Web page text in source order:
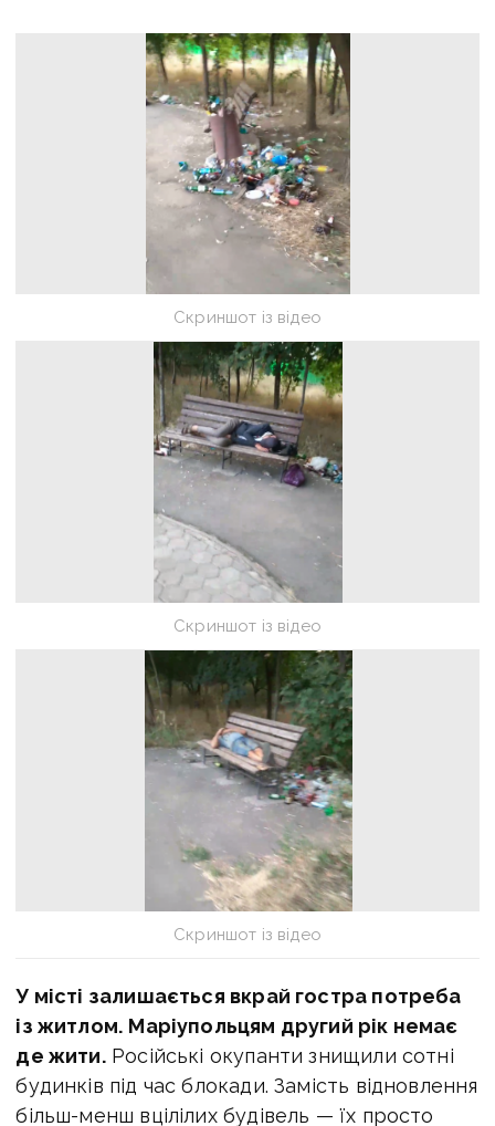
Скриншот із відео
Скриншот із відео
Скриншот із відео
У місті залишається вкрай гостра потреба
із житлом. Маріупольцям другий рік немає
де жити.Російські окупанти знищили сотні
будинків під час блокади. Замість відновлення
більш-менш вцілілих будівель — їх просто